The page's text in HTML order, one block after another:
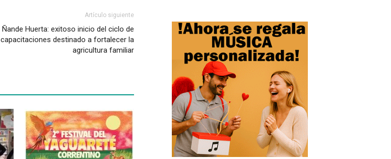
Artículo siguiente
Ñande Huerta: exitoso inicio del ciclo de
capacitaciones destinado a fortalecer la
agricultura familiar